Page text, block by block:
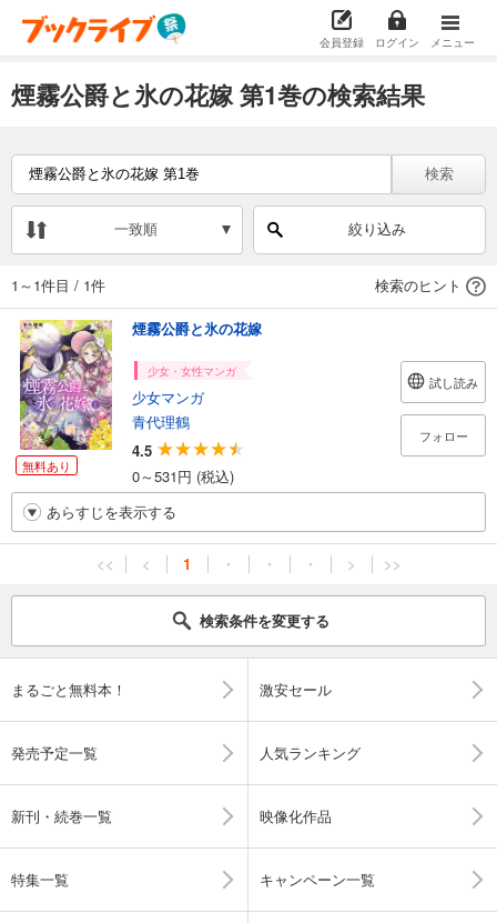
会員登録 ログイン メニュー
煙霧公爵と氷の花嫁 第1巻の検索結果
検索
一致順 絞り込み
1～1件目 / 1件 検索のヒント
無料あり
煙霧公爵と氷の花嫁
少女・女性マンガ
少女マンガ
青代理鶴
4.5
0～531円 (税込)
試し読み
フォロー
あらすじを表示する
<< < 1 ・ ・ ・ > >>
検索条件を変更する
まるごと無料本！ 激安セール
発売予定一覧 人気ランキング
新刊・続巻一覧 映像化作品
特集一覧 キャンペーン一覧